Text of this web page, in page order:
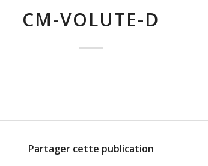
CM-VOLUTE-D
Partager cette publication